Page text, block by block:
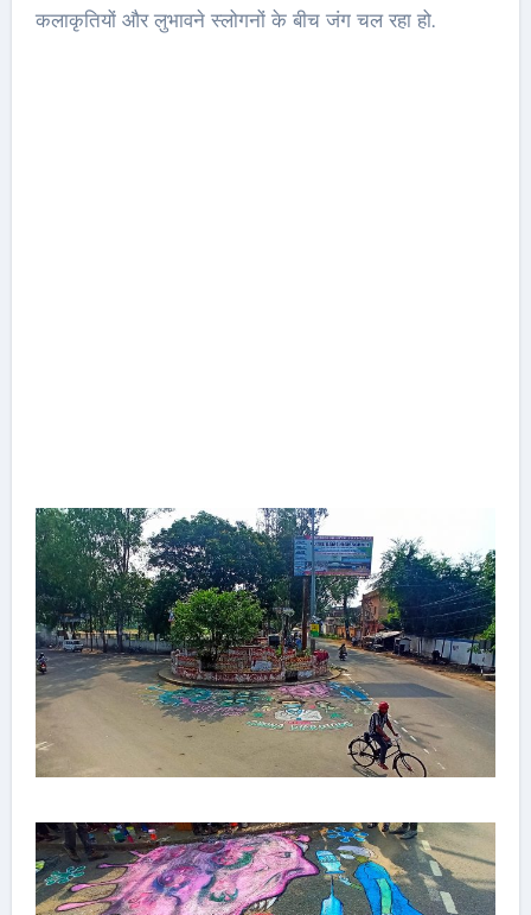
कलाकृतियों और लुभावने स्लोगनों के बीच जंग चल रहा हो.